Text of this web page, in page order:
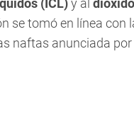
(ICL)y al
se tomó en línea con
naftas anunciada por